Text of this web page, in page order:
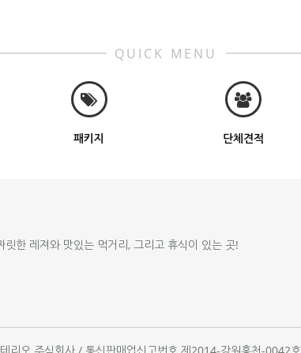
QUICK MENU
패키지 단체견적
한 레져와 맛있는 먹거리, 그리고 휴식이 있는 곳!